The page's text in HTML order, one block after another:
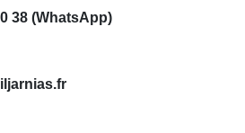
38 (WhatsApp)